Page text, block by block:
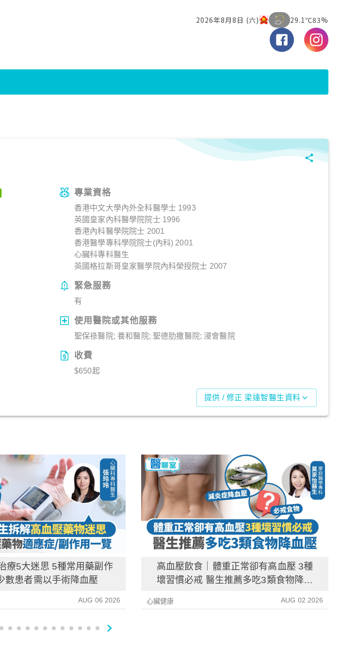
專業資格
香港中文大學內外全科醫學士 1993
英國皇家內科醫學院院士 1996
香港內科醫學院院士 2001
香港醫學專科學院院士(內科) 2001
心臟科專科醫生
英國格拉斯哥皇家醫學院內科榮授院士 2007
緊急服務
有
使用醫院或其他服務
聖保祿醫院; 養和醫院; 聖德肋撒醫院; 浸會醫院
收費
$650起
提供 / 修正 梁達智醫生資料
療5大迷思 5種常用藥副作
數患者需以手術降血壓
AUG 06 2026
高血壓飲食｜體重正常卻有高血壓 3種
壞習慣必戒 醫生推薦多吃3類食物降血
心臟健康 AUG 02 2026